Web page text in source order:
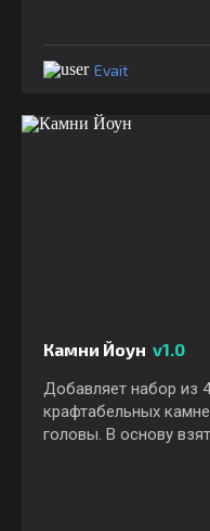
Evait
Камни Йоун v1.0
Добавляет набор из
крафтабельных
головы. В основу